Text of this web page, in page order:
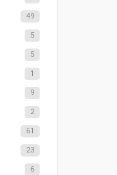
49
5
5
1
9
2
61
23
6